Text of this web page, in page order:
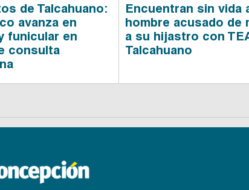
de Talcahuano:
avanza en
funicular en
consulta
Encuentran sin vida
hombre acusado de
a su hijastro con
Talcahuano